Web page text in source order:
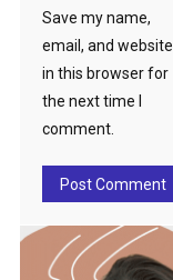
Save my name,
email, and website
in this browser for
the next time I
comment.